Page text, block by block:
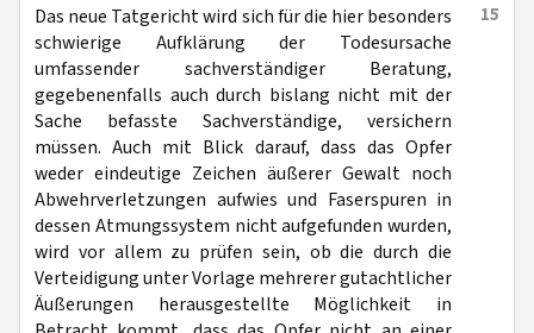
15
Das neue Tatgericht wird sich für die hier besonders
schwierige Aufklärung der Todesursache
umfassender sachverständiger Beratung,
gegebenenfalls auch durch bislang nicht mit der
Sache befasste Sachverständige, versichern
müssen. Auch mit Blick darauf, dass das Opfer
weder eindeutige Zeichen äußerer Gewalt noch
Abwehrverletzungen aufwies und Faserspuren in
dessen Atmungssystem nicht aufgefunden wurden,
wird vor allem zu prüfen sein, ob die durch die
Verteidigung unter Vorlage mehrerer gutachtlicher
Äußerungen herausgestellte Möglichkeit in